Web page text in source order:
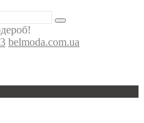
belmoda.com.ua